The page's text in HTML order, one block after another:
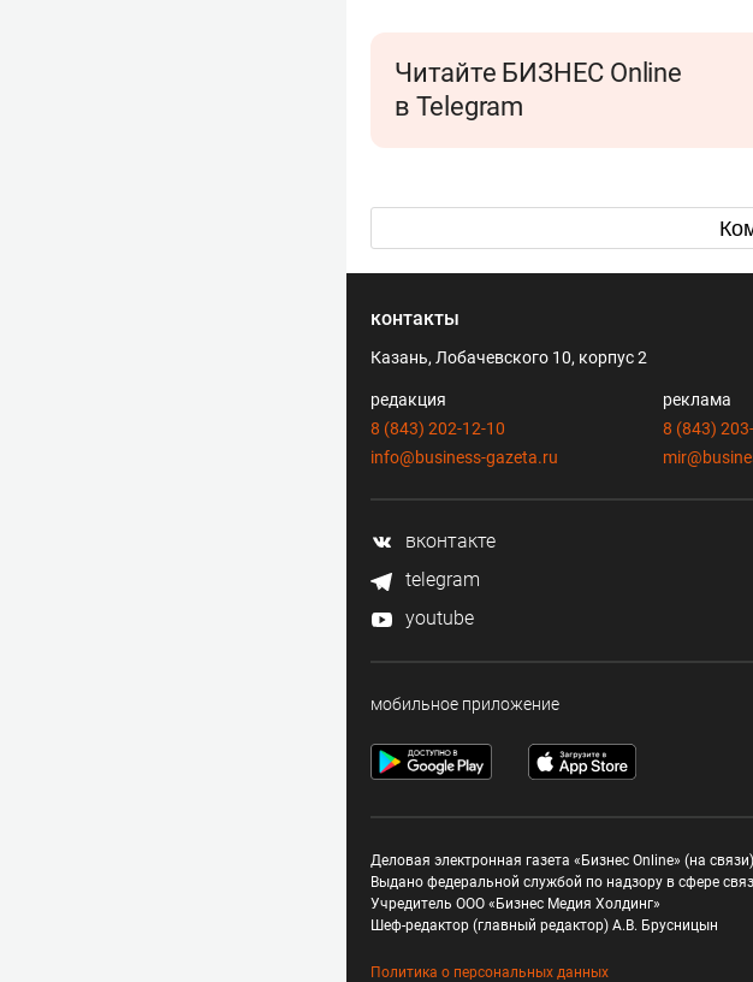
Читайте БИЗНЕС Online
в Telegram
контакты
Казань, Лобачевского 10, корпус 2
редакция
8 (843) 202-12-10
info@business-gazeta.ru
реклама
8 (843)
вконтакте
telegram
youtube
мобильное приложение
Деловая электронная газета «Бизнес Online» (на
Выдано федеральной службой по надзору в сфере
Учредитель ООО «Бизнес Медия Холдинг»
Шеф-редактор (главный редактор) А.В. Брусницын
Политика о персональных данных